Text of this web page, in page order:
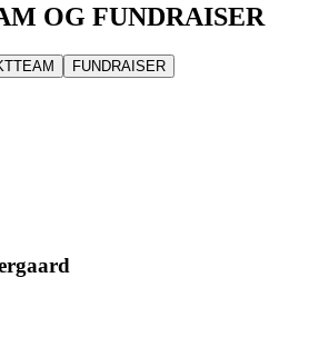
OG FUNDRAISER
FUNDRAISER